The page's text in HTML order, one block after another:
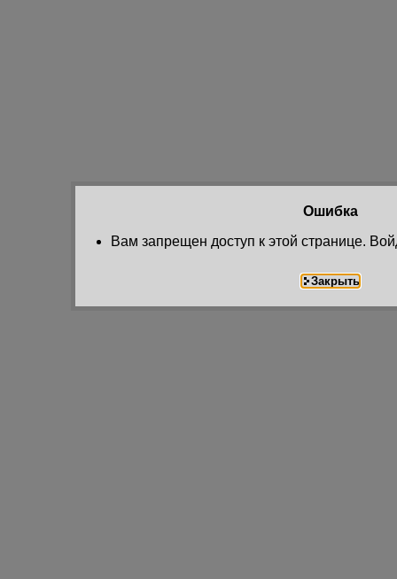
Ошибка
Вам запрещен доступ к этой странице.